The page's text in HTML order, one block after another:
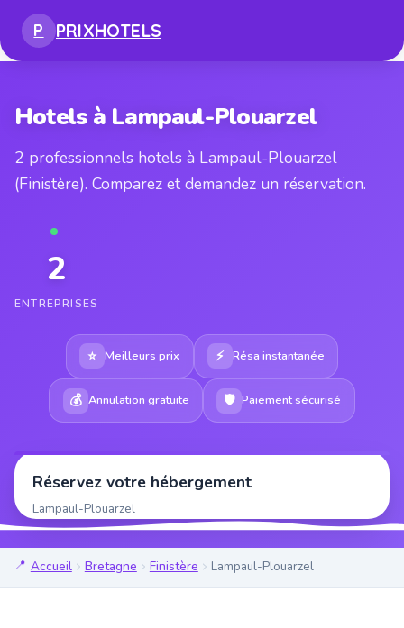
P PRIXHOTELS
Hotels à Lampaul-Plouarzel
2 professionnels hotels à Lampaul-Plouarzel
(Finistère). Comparez et demandez un réservation.
2
ENTREPRISES
⭐ Meilleurs prix ⚡ Résa instantanée
💰 Annulation gratuite 🛡 Paiement sécurisé
Réservez votre hébergement
Lampaul-Plouarzel
Accueil Bretagne Finistère Lampaul-Plouarzel